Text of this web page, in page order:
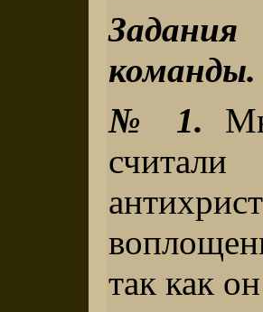
команды.
№ 1.
так как